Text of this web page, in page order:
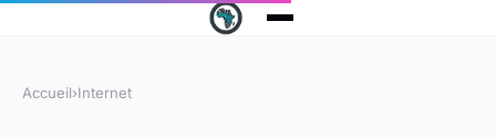
Accueil›Internet